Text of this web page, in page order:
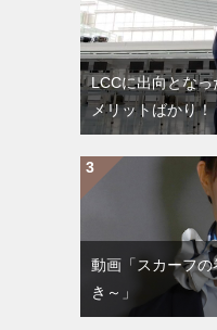
LCCに出向とな
メリットばかり！
動画「スカーフ
き～」